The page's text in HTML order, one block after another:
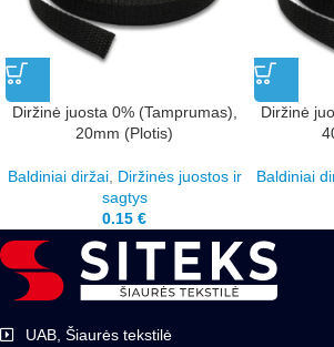
Diržinė juosta 0% (Tamprumas),
20mm (Plotis)
Baldiniai diržai, Diržinės juostos ir
sagtys
0.15 €
Diržinė
Baldiniai
UAB, Šiaurės tekstilė